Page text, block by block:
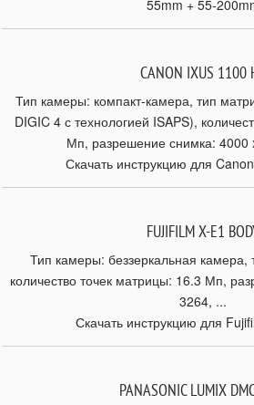
55mm + 55-
CANON IXUS 1100
Тип камеры: компакт-камера, тип
DIGIC 4 с технологией ISAPS),
Мп, разрешение снимка: 4000
Скачать инструкцию для
FUJIFILM X-E1
Тип камеры: беззеркальная камера,
количество точек матрицы: 16.3 Мп,
3264, ...
Скачать инструкцию для
PANASONIC LUMIX